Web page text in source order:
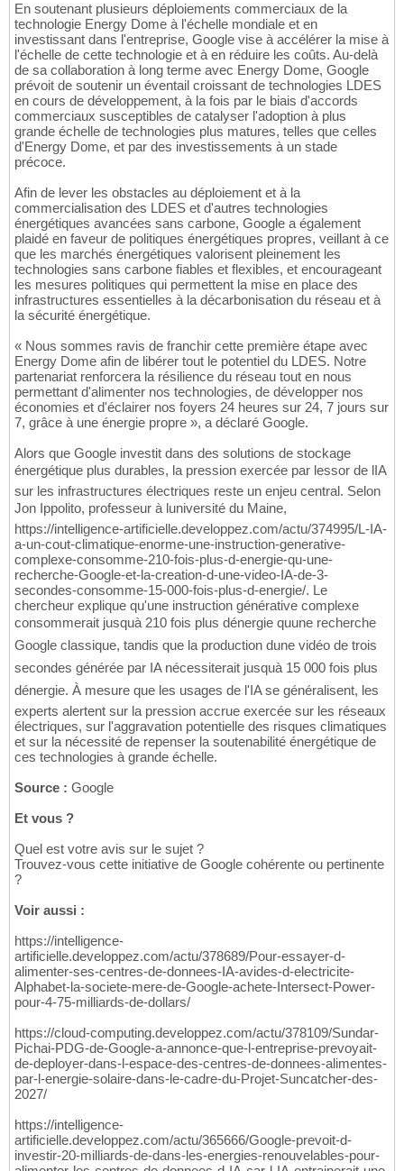
En soutenant plusieurs déploiements commerciaux de la
technologie Energy Dome à l'échelle mondiale et en
investissant dans l'entreprise, Google vise à accélérer la mise à
l'échelle de cette technologie et à en réduire les coûts. Au-delà
de sa collaboration à long terme avec Energy Dome, Google
prévoit de soutenir un éventail croissant de technologies LDES
en cours de développement, à la fois par le biais d'accords
commerciaux susceptibles de catalyser l'adoption à plus
grande échelle de technologies plus matures, telles que celles
d'Energy Dome, et par des investissements à un stade
précoce.
Afin de lever les obstacles au déploiement et à la
commercialisation des LDES et d'autres technologies
énergétiques avancées sans carbone, Google a également
plaidé en faveur de politiques énergétiques propres, veillant à ce
que les marchés énergétiques valorisent pleinement les
technologies sans carbone fiables et flexibles, et encourageant
les mesures politiques qui permettent la mise en place des
infrastructures essentielles à la décarbonisation du réseau et à
la sécurité énergétique.
« Nous sommes ravis de franchir cette première étape avec
Energy Dome afin de libérer tout le potentiel du LDES. Notre
partenariat renforcera la résilience du réseau tout en nous
permettant d'alimenter nos technologies, de développer nos
économies et d'éclairer nos foyers 24 heures sur 24, 7 jours sur
7, grâce à une énergie propre », a déclaré Google.
Alors que Google investit dans des solutions de stockage
énergétique plus durables, la pression exercée par lessor de lIA
sur les infrastructures électriques reste un enjeu central. Selon
Jon Ippolito, professeur à luniversité du Maine,
https://intelligence-artificielle.developpez.com/actu/374995/L-IA-
a-un-cout-climatique-enorme-une-instruction-generative-
complexe-consomme-210-fois-plus-d-energie-qu-une-
recherche-Google-et-la-creation-d-une-video-IA-de-3-
secondes-consomme-15-000-fois-plus-d-energie/. Le
chercheur explique qu'une instruction générative complexe
consommerait jusquà 210 fois plus dénergie quune recherche
Google classique, tandis que la production dune vidéo de trois
secondes générée par IA nécessiterait jusquà 15 000 fois plus
dénergie. À mesure que les usages de l'IA se généralisent, les
experts alertent sur la pression accrue exercée sur les réseaux
électriques, sur l'aggravation potentielle des risques climatiques
et sur la nécessité de repenser la soutenabilité énergétique de
ces technologies à grande échelle.
Source : Google
Et vous ?
Quel est votre avis sur le sujet ?
Trouvez-vous cette initiative de Google cohérente ou pertinente
?
Voir aussi :
https://intelligence-
artificielle.developpez.com/actu/378689/Pour-essayer-d-
alimenter-ses-centres-de-donnees-IA-avides-d-electricite-
Alphabet-la-societe-mere-de-Google-achete-Intersect-Power-
pour-4-75-milliards-de-dollars/
https://cloud-computing.developpez.com/actu/378109/Sundar-
Pichai-PDG-de-Google-a-annonce-que-l-entreprise-prevoyait-
de-deployer-dans-l-espace-des-centres-de-donnees-alimentes-
par-l-energie-solaire-dans-le-cadre-du-Projet-Suncatcher-des-
2027/
https://intelligence-
artificielle.developpez.com/actu/365666/Google-prevoit-d-
investir-20-milliards-de-dans-les-energies-renouvelables-pour-